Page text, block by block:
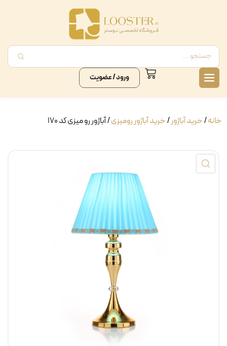
ورود / عضویت
خانه/خرید آباژور/خرید آباژور رومیزی/ آباژور رو میزی کد ۱۷۰